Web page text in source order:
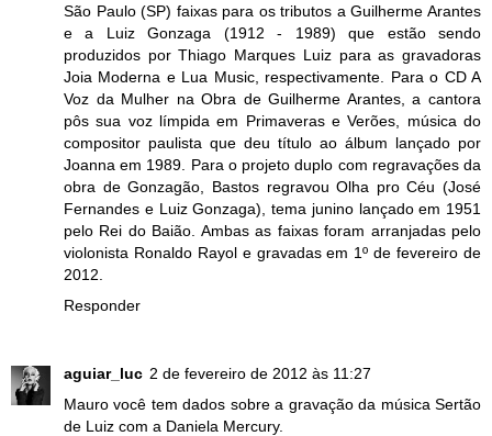
São Paulo (SP) faixas para os tributos a Guilherme Arantes
e a Luiz Gonzaga (1912 - 1989) que estão sendo
produzidos por Thiago Marques Luiz para as gravadoras
Joia Moderna e Lua Music, respectivamente. Para o CD A
Voz da Mulher na Obra de Guilherme Arantes, a cantora
pôs sua voz límpida em Primaveras e Verões, música do
compositor paulista que deu título ao álbum lançado por
Joanna em 1989. Para o projeto duplo com regravações da
obra de Gonzagão, Bastos regravou Olha pro Céu (José
Fernandes e Luiz Gonzaga), tema junino lançado em 1951
pelo Rei do Baião. Ambas as faixas foram arranjadas pelo
violonista Ronaldo Rayol e gravadas em 1º de fevereiro de
2012.
Responder
aguiar_luc 2 de fevereiro de 2012 às 11:27
Mauro você tem dados sobre a gravação da música Sertão
de Luiz com a Daniela Mercury.